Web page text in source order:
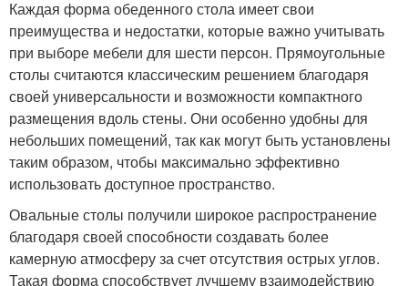
Каждая форма обеденного стола имеет свои
преимущества и недостатки, которые важно учитывать
при выборе мебели для шести персон. Прямоугольные
столы считаются классическим решением благодаря
своей универсальности и возможности компактного
размещения вдоль стены. Они особенно удобны для
небольших помещений, так как могут быть установлены
таким образом, чтобы максимально эффективно
использовать доступное пространство.
Овальные столы получили широкое распространение
благодаря своей способности создавать более
камерную атмосферу за счет отсутствия острых углов.
Такая форма способствует лучшему взаимодействию